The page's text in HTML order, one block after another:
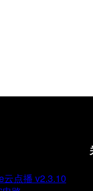
云点播 v2.3.10